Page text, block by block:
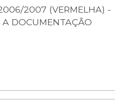
2007 (VERMELHA) -
A DOCUMENTAÇÃO